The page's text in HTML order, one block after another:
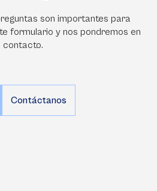
son importantes para
formulario y nos pondremos en
contacto.
Contáctanos